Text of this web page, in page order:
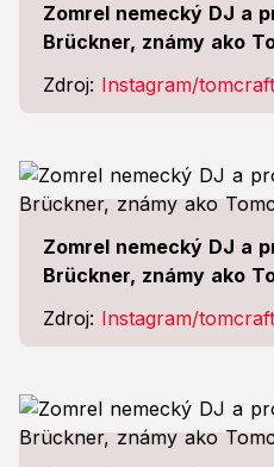
Zomrel nemecký DJ a
Brückner, známy ako
Zdroj: Instagram/
Zomrel nemecký DJ a
Brückner, známy ako
Zdroj: Instagram/